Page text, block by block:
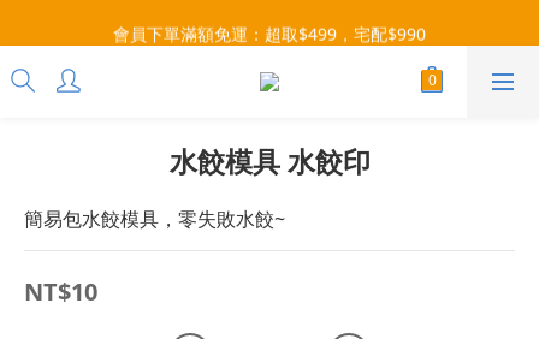
每月9號會員日，消費點數3倍送！把握機會，趕緊下單！
會員下單滿額免運：超取$499，宅配$990
07/28-08/31 爸氣一擊・限時開搶
水餃模具 水餃印
簡易包水餃模具，零失敗水餃~
NT$10